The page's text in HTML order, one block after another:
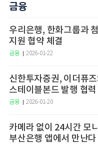
금융
우리은행, 한화그룹과
지원 협약 체결
금융 2026-01-22
신한투자증권, 이더퓨
스테이블본드 발행 협
금융 2026-01-20
카메라 없이 24시간
부산은행 앱에서 만난다